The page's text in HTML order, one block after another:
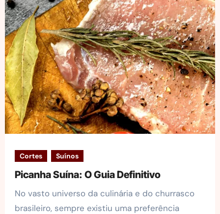
Cortes Suínos
Picanha Suína: O Guia Definitivo
No vasto universo da culinária e do churrasco
brasileiro, sempre existiu uma preferência